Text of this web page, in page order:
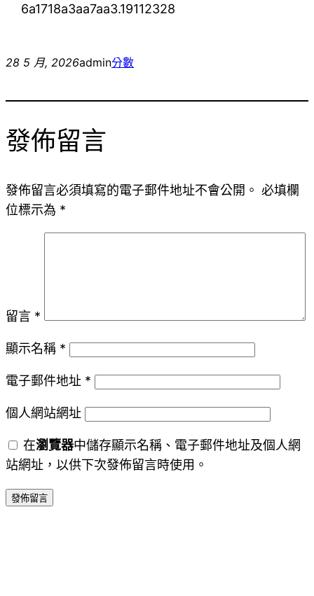
6a1718a3aa7aa3.19112328
28 5 月, 2026admin分數
發佈留言
發佈留言必須填寫的電子郵件地址不會公開。 必填欄
位標示為 *
留言 *
顯示名稱 *
電子郵件地址 *
個人網站網址
在瀏覽器中儲存顯示名稱、電子郵件地址及個人網
站網址，以供下次發佈留言時使用。